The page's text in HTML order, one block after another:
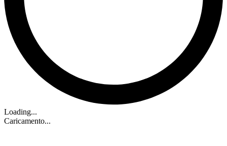
Loading...
Caricamento...